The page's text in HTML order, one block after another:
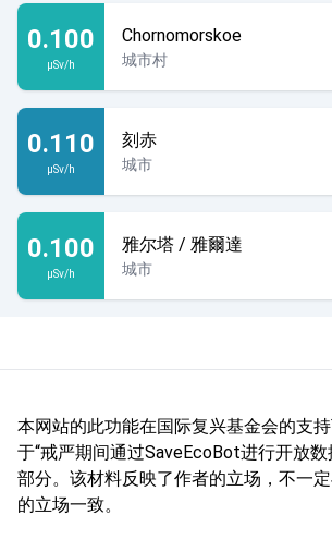
0.100
µSv/h
Chornomorskoe
城市村
0.110
µSv/h
刻赤
城市
0.100
µSv/h
雅尔塔 / 雅爾達
城市
本网站的此功能在国际复兴基金会的支
于“戒严期间通过SaveEcoBot进行开放
部分。该材料反映了作者的立场，不一
的立场一致。